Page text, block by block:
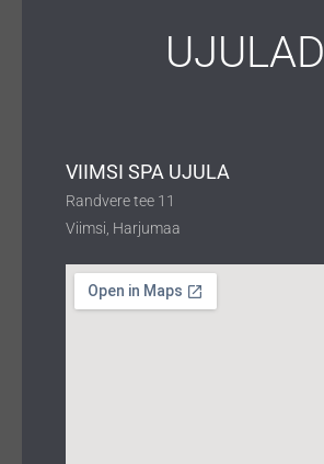
UJULAD
VIIMSI SPA UJULA
Randvere tee 11
Viimsi, Harjumaa